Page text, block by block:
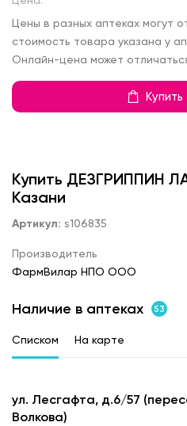
Цены в разных аптеках могут
стоимость товара указана у
Онлайн-цена может
Купить
Купить ДЕЗГРИППИН
Казани
Артикул: s106835
Производитель
ФармВилар НПО ООО
Наличие в аптеках 53
Списком На карте
ул. Лесгафта, д.6/57
Волкова)